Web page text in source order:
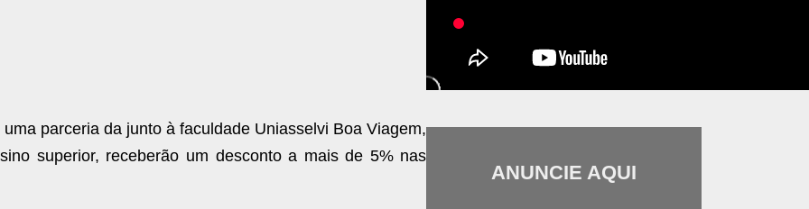
parceria da junto à faculdade Uniasselvi Boa Viagem,
superior, receberão um desconto a mais de 5% nas
ANUNCIE AQUI